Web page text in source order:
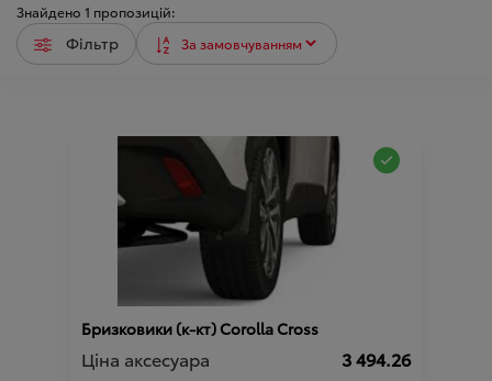
Знайдено 1 пропозицій:
Фільтр
Бризковики (к-кт) Corolla Cross
Ціна аксесуара 3 494.26